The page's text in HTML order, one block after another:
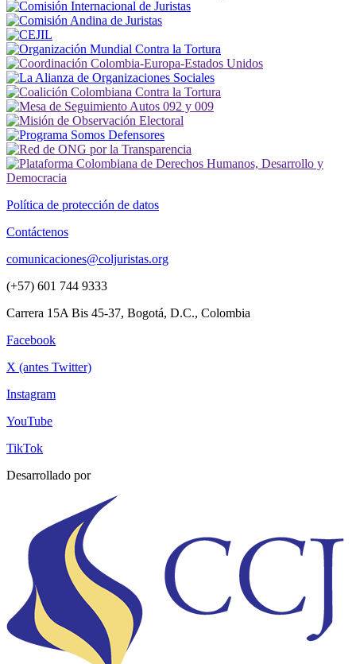
Política de protección de datos
Contáctenos
comunicaciones@coljuristas.org
(+57) 601 744 9333
Carrera 15A Bis 45-37, Bogotá, D.C., Colombia
Facebook
X (antes Twitter)
Instagram
YouTube
TikTok
Desarrollado por